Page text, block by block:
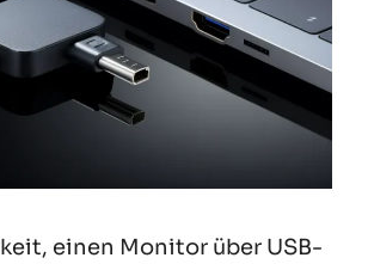
einen Monitor über USB-